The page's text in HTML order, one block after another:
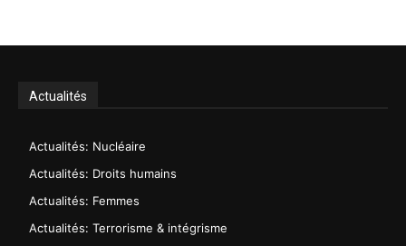
Actualités
Actualités: Nucléaire
Actualités: Droits humains
Actualités: Femmes
Actualités: Terrorisme & intégrisme